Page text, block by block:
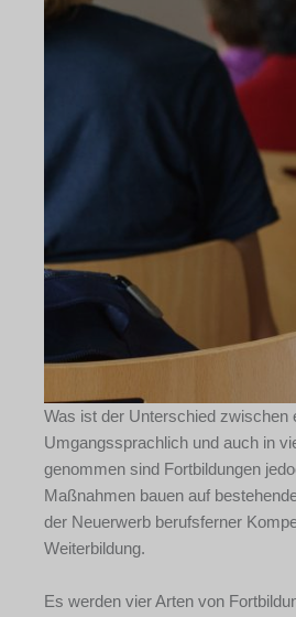
Was ist der Unterschied zwischen
Umgangssprachlich und auch in
genommen sind Fortbildungen
Maßnahmen bauen auf
der Neuerwerb berufsferner
Weiterbildung.
Es werden vier Arten von